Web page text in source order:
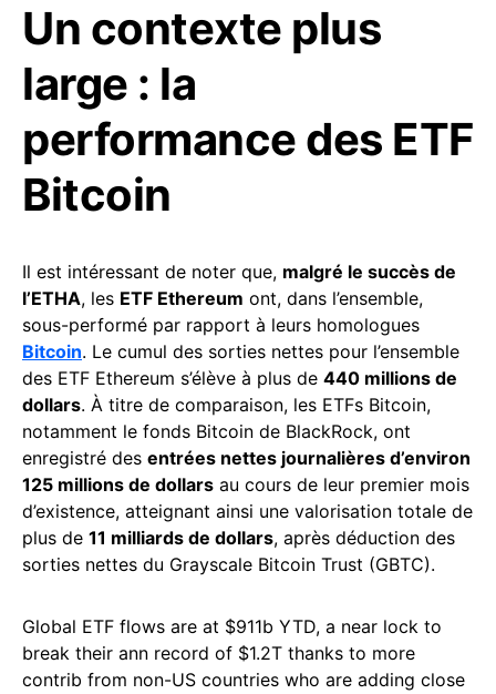
Un contexte plus
large : la
performance des ETF
Bitcoin
Il est intéressant de noter que, malgré le succès de
l’ETHA, les ETF Ethereum ont, dans l’ensemble,
sous-performé par rapport à leurs homologues
Bitcoin. Le cumul des sorties nettes pour l’ensemble
des ETF Ethereum s’élève à plus de 440 millions de
dollars. À titre de comparaison, les ETFs Bitcoin,
notamment le fonds Bitcoin de BlackRock, ont
enregistré des entrées nettes journalières d’environ
125 millions de dollars au cours de leur premier mois
d’existence, atteignant ainsi une valorisation totale de
plus de 11 milliards de dollars, après déduction des
sorties nettes du Grayscale Bitcoin Trust (GBTC).
Global ETF flows are at $911b YTD, a near lock to
break their ann record of $1.2T thanks to more
contrib from non-US countries who are adding close